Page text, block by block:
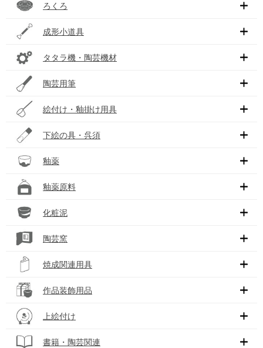
ろくろ
成形小道具
タタラ機・陶芸機材
陶芸用筆
絵付け・釉掛け用具
下絵の具・呉須
釉薬
釉薬原料
化粧泥
陶芸窯
焼成関連用具
作品装飾用品
上絵付け
書籍・陶芸関連